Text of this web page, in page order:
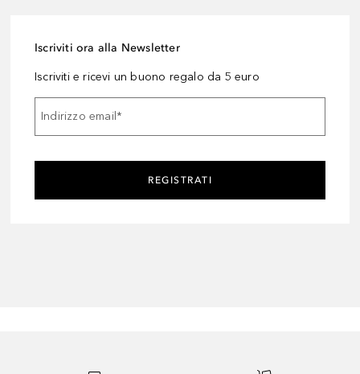
Iscriviti ora alla Newsletter
Iscriviti e ricevi un buono regalo da 5 euro
Indirizzo email*
REGISTRATI